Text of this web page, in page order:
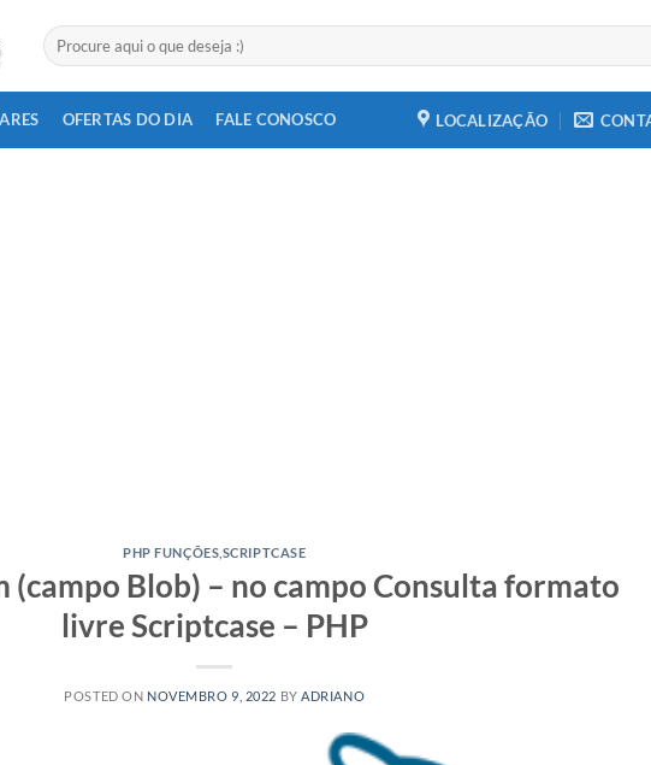
Pesquisar
por:
OFERTAS DO DIA FALE CONOSCO LOCALIZAÇÃO
PHP FUNÇÕES SCRIPTCASE
(campo Blob) – no campo Consulta formato
livre Scriptcase – PHP
POSTED ON NOVEMBRO 9, 2022 BY ADRIANO